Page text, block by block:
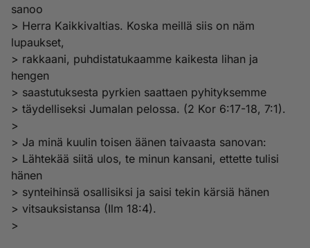
sanoo
> Herra Kaikkivaltias. Koska meillä siis on näm
lupaukset,
> rakkaani, puhdistatukaamme kaikesta lihan ja
hengen
> saastutuksesta pyrkien saattaen pyhityksemme
> täydelliseksi Jumalan pelossa. (2 Kor 6:17-18, 7:1).
>
> Ja minä kuulin toisen äänen taivaasta sanovan:
> Lähtekää siitä ulos, te minun kansani, ettette tulisi
hänen
> synteihinsä osallisiksi ja saisi tekin kärsiä hänen
> vitsauksistansa (Ilm 18:4).
>